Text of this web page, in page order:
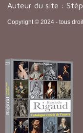
Auteur du site :
Copyright © 2024 - tous